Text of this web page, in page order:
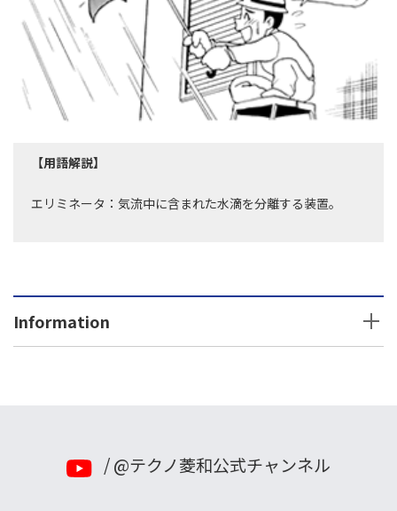
【用語解説】
エリミネータ：気流中に含まれた水滴を分離する装置。
Information
/ @テクノ菱和公式チャンネル